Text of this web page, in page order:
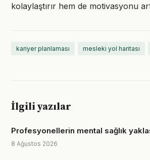
kolaylaştırır hem de motivasyonu
kariyer planlaması mesleki yol haritası
İlgili yazılar
Profesyonellerin mental sağlık
8 Ağustos 2026